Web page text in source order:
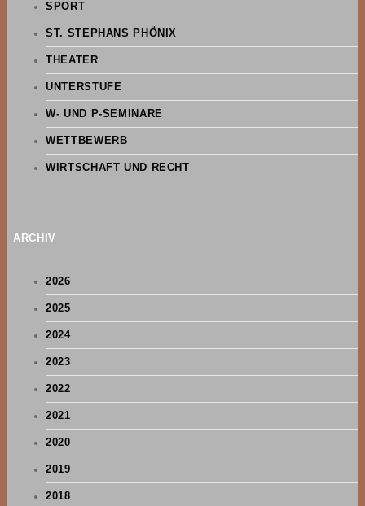
SPORT
ST. STEPHANS PHÖNIX
THEATER
UNTERSTUFE
W- UND P-SEMINARE
WETTBEWERB
WIRTSCHAFT UND RECHT
ARCHIV
2026
2025
2024
2023
2022
2021
2020
2019
2018